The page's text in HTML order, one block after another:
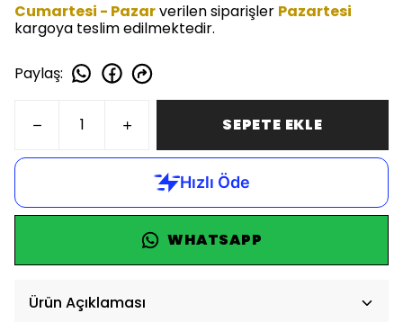
Cumartesi - Pazarverilen siparişler Pazartesi
kargoya teslim edilmektedir.
Paylaş:
SEPETE EKLE
WHATSAPP
Ürün Açıklaması